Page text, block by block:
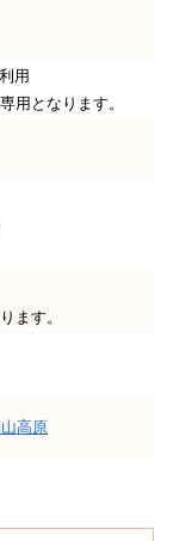
用
用となります。
ます。
高原